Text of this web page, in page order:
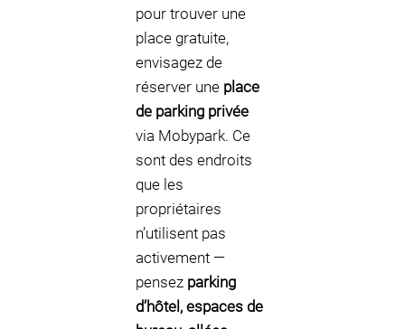
pour trouver une
place gratuite,
envisagez de
réserver une place
de parking privée
via Mobypark. Ce
sont des endroits
que les
propriétaires
n’utilisent pas
activement —
pensez parking
d’hôtel, espaces de